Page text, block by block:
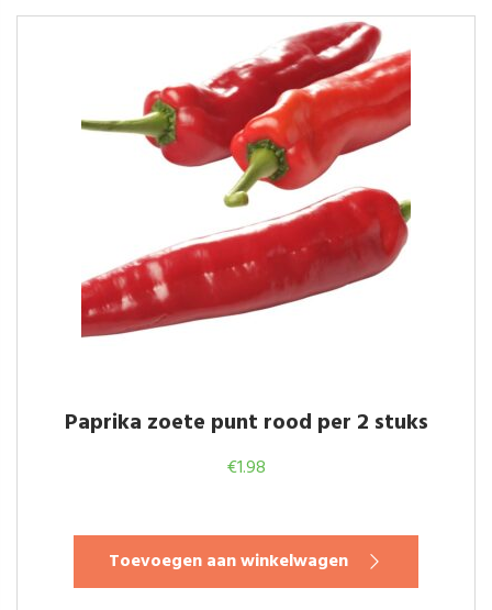
Paprika zoete punt rood per 2 stuks
€1.98
Toevoegen aan winkelwagen